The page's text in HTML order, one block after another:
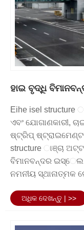
ଏକ ଦୃ ust ଏବଂ
ଏବଂ ଡିଜାଇନ୍ରେ
ପ୍ରୟୋଗ ଏବଂ ପରିବେଶ
ବିମାନବନ୍ଦର
ନିର୍ଭର କରି ବିମାନବନ୍ଦର
ଅନେକ ସାଧାରଣ
ନିର୍ମାଣରେ ପ୍ରାୟତ।
ଗୋଟିଏ ସାଧାରଣ
ସ୍ତମ୍ଭ ଏବଂ ଭୂସମାନ୍ତର
ହ୍ୟାଙ୍ଗରର ଛାତ ଏବଂ
ସୃଷ୍ଟି କରେ | ଏହି
ଯୋଗାଇଥାଏ, ଏହାକୁ
ହାଇ ବୃଦ୍ଧି
Eihe isel structure
ଏବଂ ଯୋଗାଣକାରୀ,
ଷ୍ଟ୍ରିପ୍ ଷ୍ଟ୍ରାଇମେଣ୍ଟର
structure ାଞ୍ଚା
ବିମାନବନ୍ଦର ଇସ୍େଲ
ନମନୀୟ ସ୍ଥାନାତ୍ମକ
କରିପାରିବ
ଅଧିକ ଦେଖନ୍ତୁ | >>